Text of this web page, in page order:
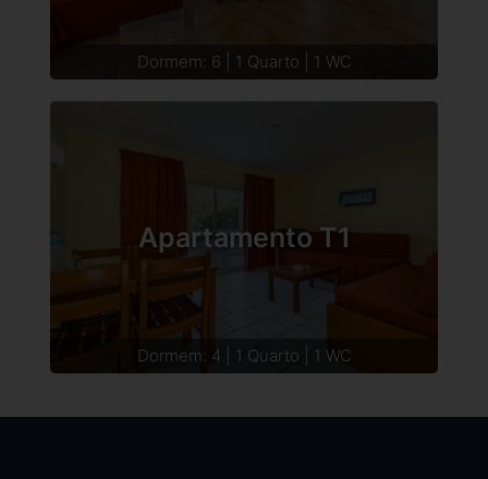
Dormem: 6 | 1 Quarto | 1 WC
Apartamento T1
Dormem: 4 | 1 Quarto | 1 WC